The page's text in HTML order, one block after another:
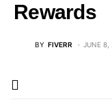
Rewards
BY FIVERR JUNE 8,